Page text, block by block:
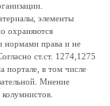
элементы
охраняются
нормами права и не
ст.ст. 1274,1275
портале, в том числе
Мнение